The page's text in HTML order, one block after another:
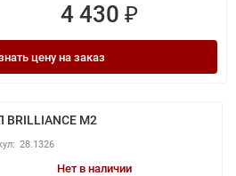
4 430 ₽
цену на заказ
M2
28.1326
Нет в наличии